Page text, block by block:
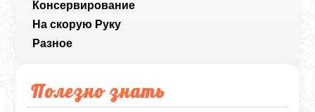
Консервирование
На скорую Руку
Разное
Полезно знать